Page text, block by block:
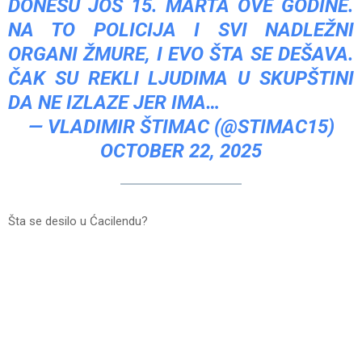
DONESU JOŠ 15. MARTA OVE GODINE.
NA TO POLICIJA I SVI NADLEŽNI
ORGANI ŽMURE, I EVO ŠTA SE DEŠAVA.
ČAK SU REKLI LJUDIMA U SKUPŠTINI
DA NE IZLAZE JER IMA…
— VLADIMIR ŠTIMAC (@STIMAC15)
OCTOBER 22, 2025
Šta se desilo u Ćacilendu?